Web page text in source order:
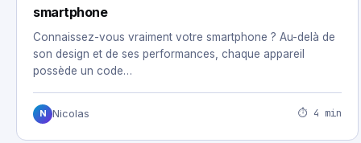
smartphone
Connaissez-vous vraiment votre smartphone ? Au-delà de
son design et de ses performances, chaque appareil
possède un code…
N Nicolas ⏱ 4 min